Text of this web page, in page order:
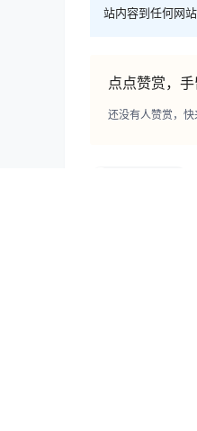
站内容到任何网
点点赞赏，
还没有人赞赏，快